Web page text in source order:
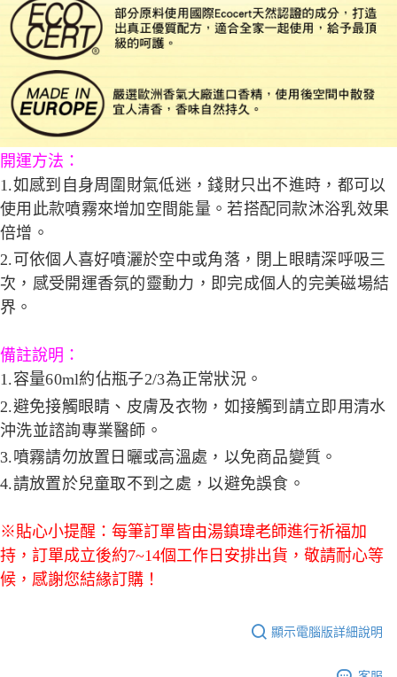
開運方法：
1.如感到自身周圍財氣低迷，錢財只出不進時，都可以
使用此款噴霧來增加空間能量。若搭配同款沐浴乳效果
倍增。
2.可依個人喜好噴灑於空中或角落，閉上眼睛深呼吸三
次，感受開運香氛的靈動力，即完成個人的完美磁場結
界。
備註說明：
1.容量60ml約佔瓶子2/3為正常狀況。
2.避免接觸眼睛、皮膚及衣物，如接觸到請立即用清水
沖洗並諮詢專業醫師。
3.噴霧請勿放置日曬或高溫處，以免商品變質。
4.請放置於兒童取不到之處，以避免誤食。
※貼心小提醒：每筆訂單皆由湯鎮瑋老師進行祈福加
持，訂單成立後約7~14個工作日安排出貨，敬請耐心等
候，感謝您結緣訂購！
顯示電腦版詳細說明